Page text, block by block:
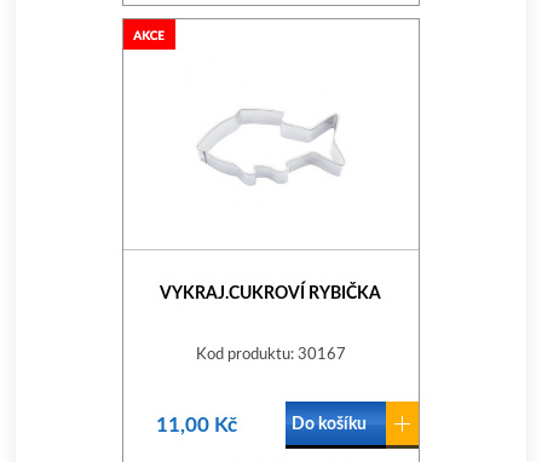
VYKRAJ.CUKROVÍ RYBIČKA
Kod produktu: 30167
11,00 Kč Do košíku